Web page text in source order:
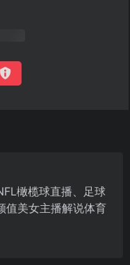
橄榄球直播、足球
值美女主播解说体育